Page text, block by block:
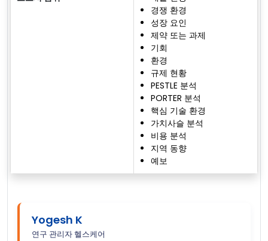
경쟁 환경
성장 요인
제약 또는 과제
기회
환경
규제 현황
PESTLE 분석
PORTER 분석
핵심 기술 환경
가치사슬 분석
비용 분석
지역 동향
예보
Yogesh K
연구 관리자 헬스케어